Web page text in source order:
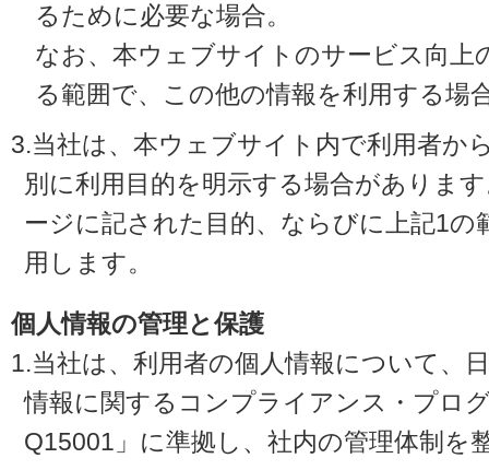
るために必要な場合。
なお、本ウェブサイトのサービス向上
る範囲で、この他の情報を利用する場
3.当社は、本ウェブサイト内で利用者か
別に利用目的を明示する場合がありま
ージに記された目的、ならびに上記1の
用します。
個人情報の管理と保護
1.当社は、利用者の個人情報について、
情報に関するコンプライアンス・プロ
Q15001」に準拠し、社内の管理体制を